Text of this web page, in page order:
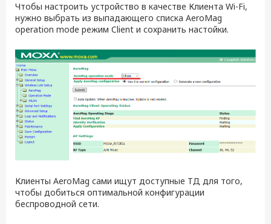
Чтобы настроить устройство в качестве Клиента Wi-Fi,
нужно выбрать из выпадающего списка AeroMag
operation mode режим Client и сохранить настойки.
Клиенты AeroMag сами ищут доступные ТД для того,
чтобы добиться оптимальной конфигурации
беспроводной сети.